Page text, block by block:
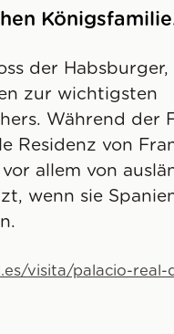
der Habsburger,
zur wichtigsten
Während der
Residenz von
allem von
wenn sie
visita/palacio-real-